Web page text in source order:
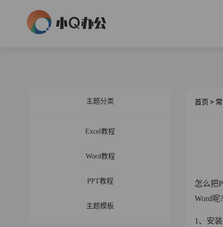
主题分类
Excel教程
Word教程
PPT教程
主题模板
首页 >
怎么把
Word呢?
1、安